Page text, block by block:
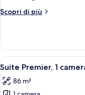
camera
Scopri di più
Altri
Deluxe,
camera
letto
Apri
tutte
le
10
Suite Premier, 1
86 m²